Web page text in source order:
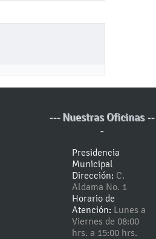
--- Nuestras Oficinas --
-
Presidencia
Municipal
Dirección: C.
Aldama No. 1
Horario de
Atención: Lunes a
Viernes de 08:00
hrs. a 15:00 hrs.